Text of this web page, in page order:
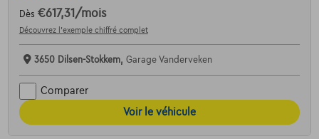
Dès €617,31 /mois
Découvrez l’exemple chiffré complet
3650 Dilsen-Stokkem, Garage Vanderveken
Comparer
Voir le véhicule